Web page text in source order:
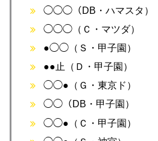
◯◯◯（DB・ハマスタ）
◯◯◯（Ｃ・マツダ）
●◯◯（Ｓ・甲子園）
●●止（Ｄ・甲子園）
◯◯●（Ｇ・東京ド）
◯◯（DB・甲子園）
◯◯●（Ｃ・甲子園）